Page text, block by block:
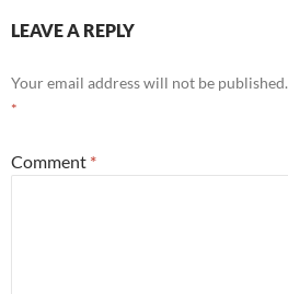
LEAVE A REPLY
Your email address will not be published.
*
Comment *